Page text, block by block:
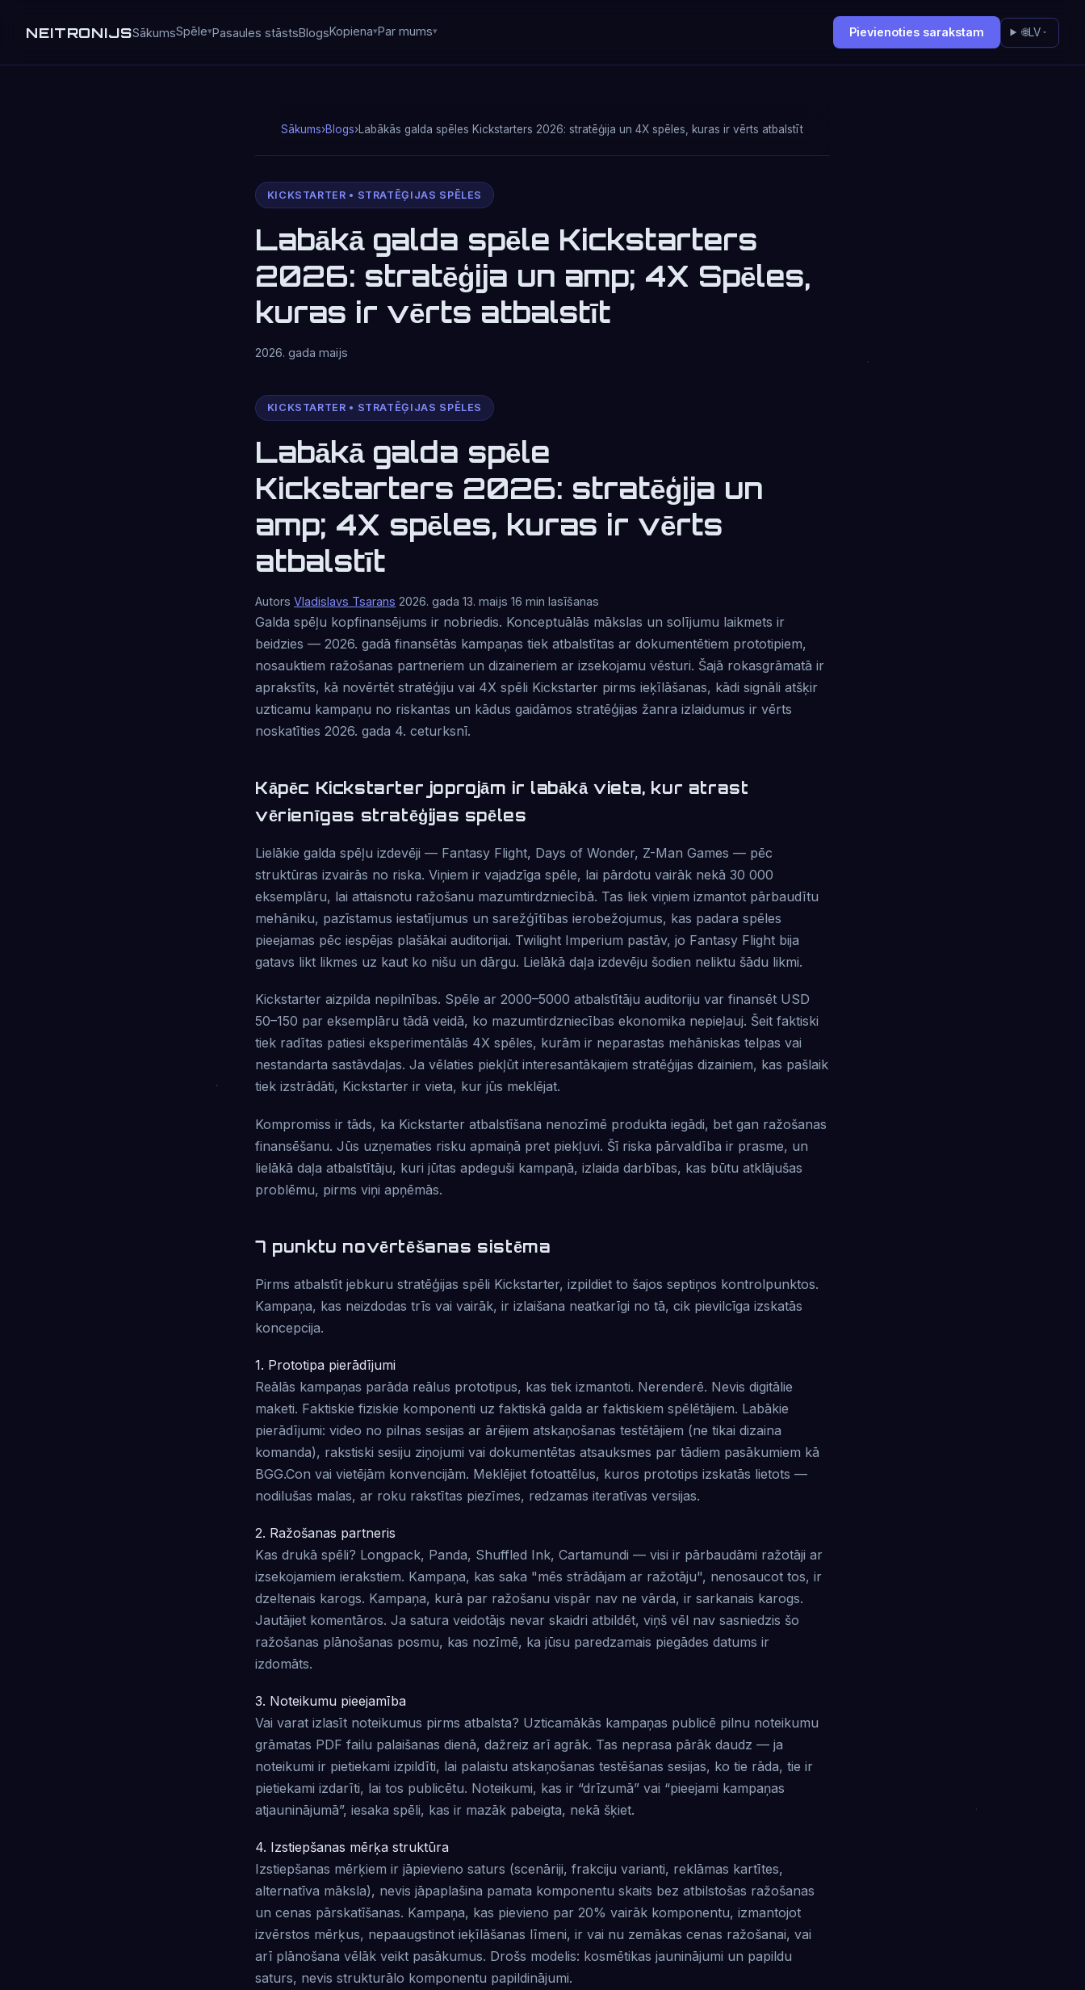
NEITRONIJSSākumsSpēle Pasaules stāstsBlogsKopiena Par mums Pievienoties sarakstam 🌐LV
Sākums›Blogs›Labākās galda spēles Kickstarters 2026: stratēģija un 4X spēles, kuras ir vērts atbalstīt
KICKSTARTER • STRATĒĢIJAS SPĒLES
Labākā galda spēle Kickstarters
2026: stratēģija un amp; 4X Spēles,
kuras ir vērts atbalstīt
2026. gada maijs
KICKSTARTER • STRATĒĢIJAS SPĒLES
Labākā galda spēle
Kickstarters 2026: stratēģija un
amp; 4X spēles, kuras ir vērts
atbalstīt
Autors Vladislavs Tsarans 2026. gada 13. maijs 16 min lasīšanas
Galda spēļu kopfinansējums ir nobriedis. Konceptuālās mākslas un solījumu laikmets ir
beidzies — 2026. gadā finansētās kampaņas tiek atbalstītas ar dokumentētiem prototipiem,
nosauktiem ražošanas partneriem un dizaineriem ar izsekojamu vēsturi. Šajā rokasgrāmatā ir
aprakstīts, kā novērtēt stratēģiju vai 4X spēli Kickstarter pirms ieķīlāšanas, kādi signāli atšķir
uzticamu kampaņu no riskantas un kādus gaidāmos stratēģijas žanra izlaidumus ir vērts
noskatīties 2026. gada 4. ceturksnī.
Kāpēc Kickstarter joprojām ir labākā vieta, kur atrast
vērienīgas stratēģijas spēles
Lielākie galda spēļu izdevēji — Fantasy Flight, Days of Wonder, Z-Man Games — pēc
struktūras izvairās no riska. Viņiem ir vajadzīga spēle, lai pārdotu vairāk nekā 30 000
eksemplāru, lai attaisnotu ražošanu mazumtirdzniecībā. Tas liek viņiem izmantot pārbaudītu
mehāniku, pazīstamus iestatījumus un sarežģītības ierobežojumus, kas padara spēles
pieejamas pēc iespējas plašākai auditorijai. Twilight Imperium pastāv, jo Fantasy Flight bija
gatavs likt likmes uz kaut ko nišu un dārgu. Lielākā daļa izdevēju šodien neliktu šādu likmi.
Kickstarter aizpilda nepilnības. Spēle ar 2000–5000 atbalstītāju auditoriju var finansēt USD
50–150 par eksemplāru tādā veidā, ko mazumtirdzniecības ekonomika nepieļauj. Šeit faktiski
tiek radītas patiesi eksperimentālās 4X spēles, kurām ir neparastas mehāniskas telpas vai
nestandarta sastāvdaļas. Ja vēlaties piekļūt interesantākajiem stratēģijas dizainiem, kas pašlaik
tiek izstrādāti, Kickstarter ir vieta, kur jūs meklējat.
Kompromiss ir tāds, ka Kickstarter atbalstīšana nenozīmē produkta iegādi, bet gan ražošanas
finansēšanu. Jūs uzņematies risku apmaiņā pret piekļuvi. Šī riska pārvaldība ir prasme, un
lielākā daļa atbalstītāju, kuri jūtas apdeguši kampaņā, izlaida darbības, kas būtu atklājušas
problēmu, pirms viņi apņēmās.
7 punktu novērtēšanas sistēma
Pirms atbalstīt jebkuru stratēģijas spēli Kickstarter, izpildiet to šajos septiņos kontrolpunktos.
Kampaņa, kas neizdodas trīs vai vairāk, ir izlaišana neatkarīgi no tā, cik pievilcīga izskatās
koncepcija.
1. Prototipa pierādījumi
Reālās kampaņas parāda reālus prototipus, kas tiek izmantoti. Nerenderē. Nevis digitālie
maketi. Faktiskie fiziskie komponenti uz faktiskā galda ar faktiskiem spēlētājiem. Labākie
pierādījumi: video no pilnas sesijas ar ārējiem atskaņošanas testētājiem (ne tikai dizaina
komanda), rakstiski sesiju ziņojumi vai dokumentētas atsauksmes par tādiem pasākumiem kā
BGG.Con vai vietējām konvencijām. Meklējiet fotoattēlus, kuros prototips izskatās lietots —
nodilušas malas, ar roku rakstītas piezīmes, redzamas iteratīvas versijas.
2. Ražošanas partneris
Kas drukā spēli? Longpack, Panda, Shuffled Ink, Cartamundi — visi ir pārbaudāmi ražotāji ar
izsekojamiem ierakstiem. Kampaņa, kas saka "mēs strādājam ar ražotāju", nenosaucot tos, ir
dzeltenais karogs. Kampaņa, kurā par ražošanu vispār nav ne vārda, ir sarkanais karogs.
Jautājiet komentāros. Ja satura veidotājs nevar skaidri atbildēt, viņš vēl nav sasniedzis šo
ražošanas plānošanas posmu, kas nozīmē, ka jūsu paredzamais piegādes datums ir
izdomāts.
3. Noteikumu pieejamība
Vai varat izlasīt noteikumus pirms atbalsta? Uzticamākās kampaņas publicē pilnu noteikumu
grāmatas PDF failu palaišanas dienā, dažreiz arī agrāk. Tas neprasa pārāk daudz — ja
noteikumi ir pietiekami izpildīti, lai palaistu atskaņošanas testēšanas sesijas, ko tie rāda, tie ir
pietiekami izdarīti, lai tos publicētu. Noteikumi, kas ir “drīzumā” vai “pieejami kampaņas
atjauninājumā”, iesaka spēli, kas ir mazāk pabeigta, nekā šķiet.
4. Izstiepšanas mērķa struktūra
Izstiepšanas mērķiem ir jāpievieno saturs (scenāriji, frakciju varianti, reklāmas kartītes,
alternatīva māksla), nevis jāpaplašina pamata komponentu skaits bez atbilstošas ražošanas
un cenas pārskatīšanas. Kampaņa, kas pievieno par 20% vairāk komponentu, izmantojot
izvērstos mērķus, nepaaugstinot ieķīlāšanas līmeni, ir vai nu zemākas cenas ražošanai, vai
arī plānošana vēlāk veikt pasākumus. Drošs modelis: kosmētikas jauninājumi un papildu
saturs, nevis strukturālo komponentu papildinājumi.